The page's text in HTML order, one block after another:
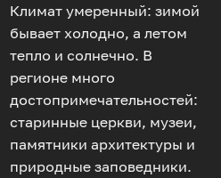
Климат умеренный: зимой
бывает холодно, а летом
тепло и солнечно. В
регионе много
достопримечательностей:
старинные церкви, музеи,
памятники архитектуры и
природные заповедники.